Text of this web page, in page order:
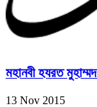
মহানবী হযরত
13 Nov 2015